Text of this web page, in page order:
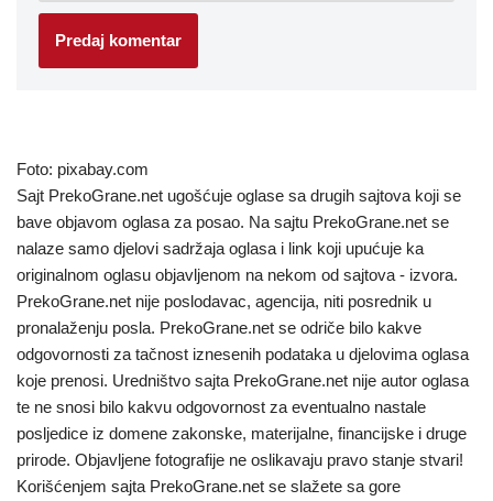
Foto: pixabay.com
Sajt PrekoGrane.net ugošćuje oglase sa drugih sajtova koji se
bave objavom oglasa za posao. Na sajtu PrekoGrane.net se
nalaze samo djelovi sadržaja oglasa i link koji upućuje ka
originalnom oglasu objavljenom na nekom od sajtova - izvora.
PrekoGrane.net nije poslodavac, agencija, niti posrednik u
pronalaženju posla. PrekoGrane.net se odriče bilo kakve
odgovornosti za tačnost iznesenih podataka u djelovima oglasa
koje prenosi. Uredništvo sajta PrekoGrane.net nije autor oglasa
te ne snosi bilo kakvu odgovornost za eventualno nastale
posljedice iz domene zakonske, materijalne, financijske i druge
prirode. Objavljene fotografije ne oslikavaju pravo stanje stvari!
Korišćenjem sajta PrekoGrane.net se slažete sa gore